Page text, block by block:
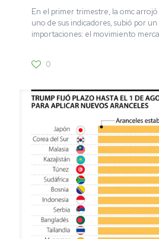
En el primer trimestre, la omc
uno de sus indicadores, subió por un
importaciones: el movimiento
0